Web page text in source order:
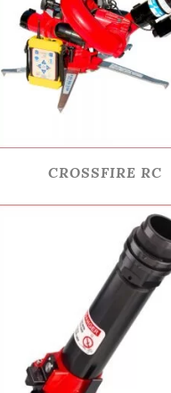
CROSSFIRE RC